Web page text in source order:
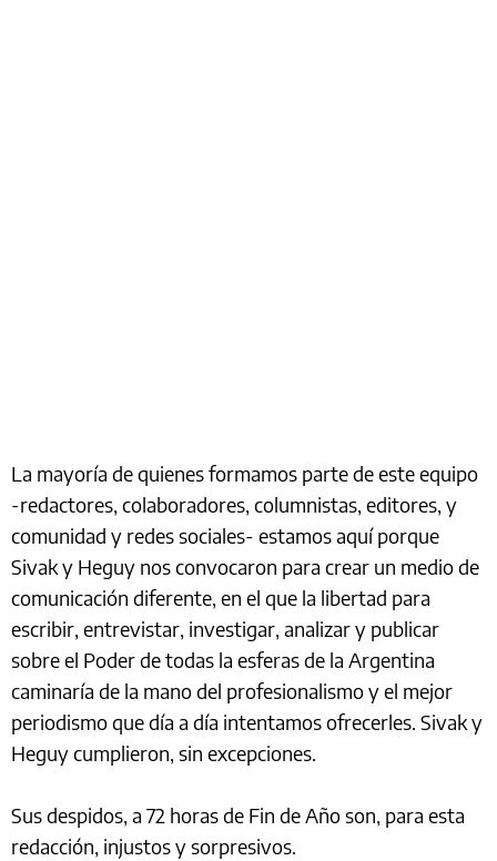
La mayoría de quienes formamos parte de este equipo
-redactores, colaboradores, columnistas, editores, y
comunidad y redes sociales- estamos aquí porque
Sivak y Heguy nos convocaron para crear un medio de
comunicación diferente, en el que la libertad para
escribir, entrevistar, investigar, analizar y publicar
sobre el Poder de todas la esferas de la Argentina
caminaría de la mano del profesionalismo y el mejor
periodismo que día a día intentamos ofrecerles. Sivak y
Heguy cumplieron, sin excepciones.
Sus despidos, a 72 horas de Fin de Año son, para esta
redacción, injustos y sorpresivos.